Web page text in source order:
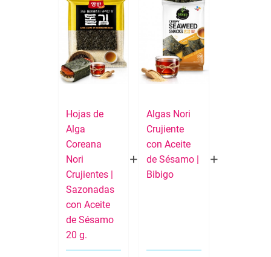
Hojas de
Alga
Coreana
Nori
Crujientes |
Sazonadas
con Aceite
de Sésamo
20 g.
Algas Nori
Crujiente
con Aceite
de Sésamo |
Bibigo